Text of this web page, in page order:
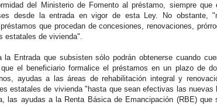
del Ministerio de Fomento al préstamo, siempre que
desde la entrada en vigor de esta Ley. No obstante,
que procedan de concesiones, renovaciones,
estatales de vivienda".
Entrada que subsisten sólo podrán obtenerse cuando
el beneficiario formalice el préstamos en un plazo de
ayudas a las áreas de rehabilitación integral y
estatales de vivienda "hasta que sean efectivas las
las ayudas a la Renta Básica de Emancipación (RBE) que